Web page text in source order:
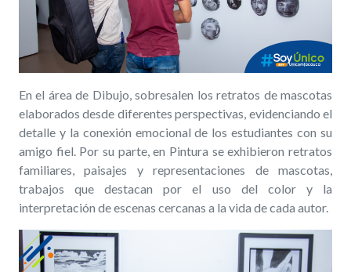
En el área de Dibujo, sobresalen los retratos de mascotas
elaborados desde diferentes perspectivas, evidenciando el
detalle y la conexión emocional de los estudiantes con su
amigo fiel. Por su parte, en Pintura se exhibieron retratos
familiares, paisajes y representaciones de mascotas,
trabajos que destacan por el uso del color y la
interpretación de escenas cercanas a la vida de cada autor.